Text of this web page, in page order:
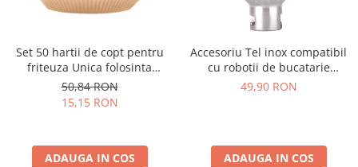
Set 50 hartii de copt pentru
friteuza Unica folosinta
16x20x4.5 cm, Maro -
STARCREST
50,84 RON
15,15 RON
ADAUGA IN COS
Accesoriu Tel inox compatibil
cu robotii de bucatarie
Starcrest SKM-1500BK / SKM-
49,90 RON
ADAUGA IN COS